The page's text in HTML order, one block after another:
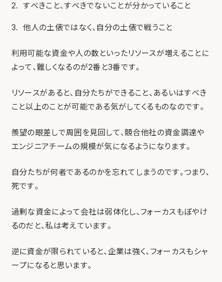
すべきこと、すべきでないことが分かっていること
他人の土俵ではなく、自分の土俵で戦うこと
利用可能な資金や人の数といったリソースが増えることに
よって、難しくなるのが2番と3番です。
リソースがあると、自分たちができること、あるいはすべき
こと以上のことが可能である気がしてくるものなのです。
羨望の眼差しで周囲を見回して、競合他社の資金調達や
エンジニアチームの規模が気になるようになります。
自分たちが何者であるのかを忘れてしまうのです。つまり、
死です。
過剰な資金によって会社は弱体化し、フォーカスもぼやけ
るのだと、私は考えています。
逆に資金が限られていると、企業は強く、フォーカスもシャ
ープになると思います。